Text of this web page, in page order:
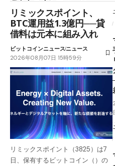
リミックスポイント、
BTC運用益1.3億円──貸
借料は元本に組み入れ
ビットコインニュースニュース
2026年08月07日 15時59分
リミックスポイント（3825）は7
日、保有するビットコイン（）の